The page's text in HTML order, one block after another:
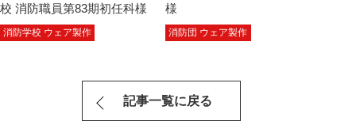
校 消防職員第83期初任科様
消防学校 ウェア製作
様
消防団 ウェア製作
記事一覧に戻る